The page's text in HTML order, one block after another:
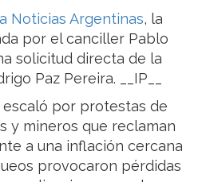
Noticias Argentinas, la
por el canciller Pablo
solicitud directa de la
Paz Pereira. __IP__
por protestas de
y mineros que reclaman
a una inflación cercana
provocaron pérdidas